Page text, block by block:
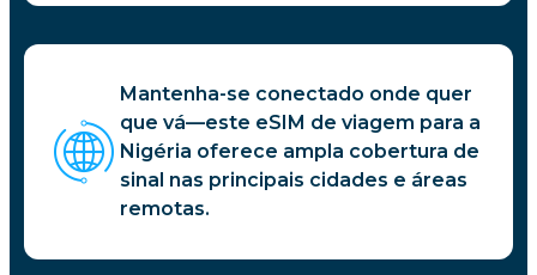
Mantenha-se conectado onde quer
que vá—este eSIM de viagem para a
Nigéria oferece ampla cobertura de
sinal nas principais cidades e áreas
remotas.